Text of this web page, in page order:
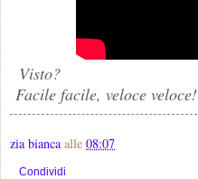
Visto?
Facile facile, veloce veloce!
zia bianca alle 08:07
Condividi